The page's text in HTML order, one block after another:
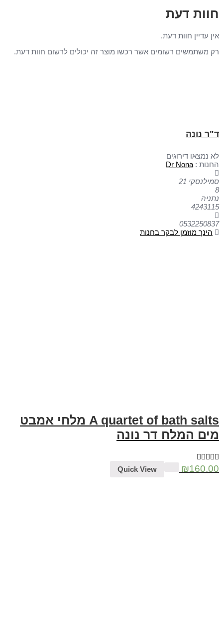
חוות דעת
אין עדיין חוות דעת.
רק משתמשים רשומים אשר רכשו מוצר זה יכולים לרשום חוות דעת.
ד"ר נונה
לא נמצאו דירוגים
החנות : Dr Nona
סמילנסקי 21
8
נתניה
4243115
0532250837
הינך מוזמן לבקר בחנות
A quartet of bath salts מלחי אמבט
מים המלח דר נונה
₪160.00
Quick View